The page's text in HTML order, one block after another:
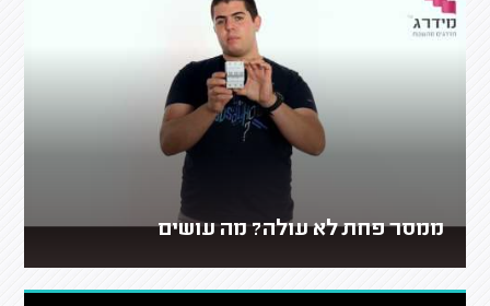
ממסר פחת לא עולה? מה עושים